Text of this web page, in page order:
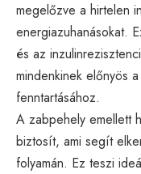
megelőzve a hirtelen
energiazuhanásokat.
és az
mindenkinek előnyös
fenntartásához.
A zabpehely emellett
biztosít, ami segít
folyamán. Ez teszi